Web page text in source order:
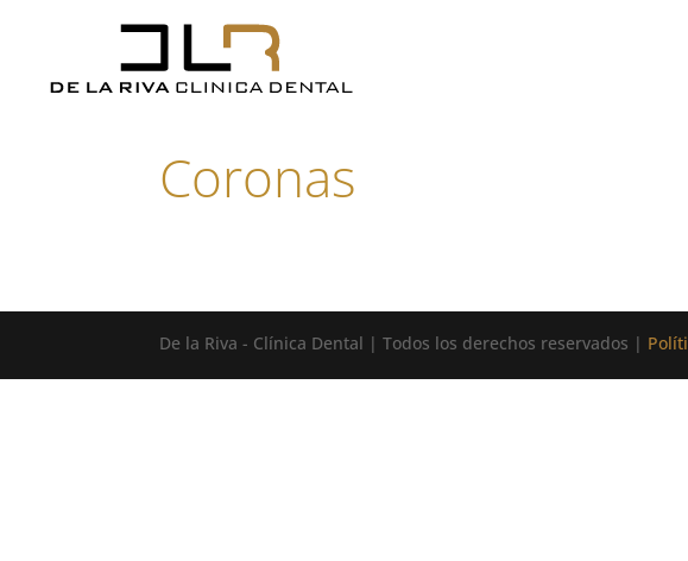
Coronas
De la Riva - Clínica Dental | Todos los derechos reservados |